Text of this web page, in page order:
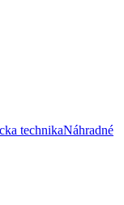
technikaNáhradné